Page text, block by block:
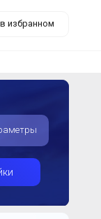
в избранном